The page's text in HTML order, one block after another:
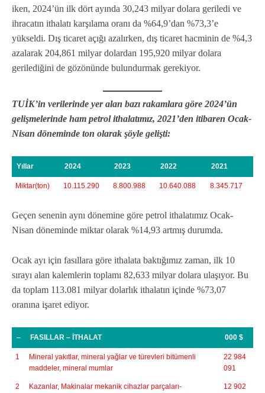
iken, 2024’ün ilk dört ayında 30,243 milyar dolara geriledi ve
ihracatın ithalatı karşılama oranı da %64,9’dan %73,3’e
yükseldi. Dış ticaret açığı azalırken, dış ticaret hacminin de %4,3
azalarak 204,861 milyar dolardan 195,920 milyar dolara
gerilediğini de gözönünde bulundurmak gerekiyor.
TUİK’in verilerinde yer alan bazı rakamlara göre 2024’ün
gelişmelerinde ham petrol ithalatımız, 2021’den itibaren Ocak-
Nisan döneminde ton olarak şöyle gelişti:
Yıllar 2024 2023 2022 2021
Miktar(ton) 10.115.290 8.800.988 10.640.088 8.345.717
Geçen senenin aynı dönemine göre petrol ithalatımız Ocak-
Nisan döneminde miktar olarak %14,93 artmış durumda.
Ocak ayı için fasıllara göre ithalata baktığımız zaman, ilk 10
sırayı alan kalemlerin toplamı 82,633 milyar dolara ulaşıyor. Bu
da toplam 113.081 milyar dolarlık ithalatın içinde %73,07
oranına işaret ediyor.
– FASILLAR – İTHALAT 000 $
1
Mineral yakıtlar, mineral yağlar ve türevleri bitümenli
maddeler, mineral mumlar
22 984
091
2 Kazanlar, Makinalar mekanik cihazlar parçaları-
12 902